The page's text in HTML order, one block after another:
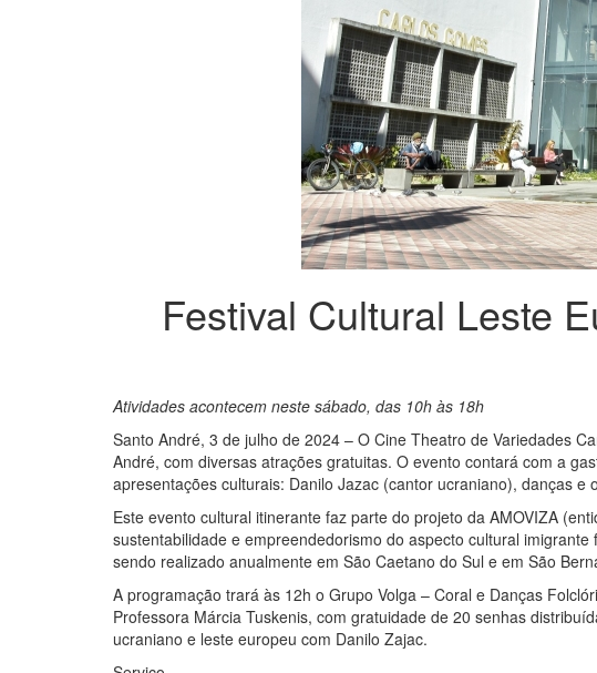
Festival Cultural Leste
Atividades acontecem neste sábado, das 10h às 18h
Santo André, 3 de julho de 2024 – O Cine Theatro de Variedades
André, com diversas atrações gratuitas. O evento contará com a
apresentações culturais: Danilo Jazac (cantor ucraniano), danças
Este evento cultural itinerante faz parte do projeto da AMOVIZA
sustentabilidade e empreendedorismo do aspecto cultural
sendo realizado anualmente em São Caetano do Sul e em São
A programação trará às 12h o Grupo Volga – Coral e Danças
Professora Márcia Tuskenis, com gratuidade de 20 senhas
ucraniano e leste europeu com Danilo Zajac.